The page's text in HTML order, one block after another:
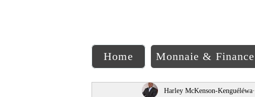
Home Monnaie & Finance
Harley McKenson-Kenguéléwa